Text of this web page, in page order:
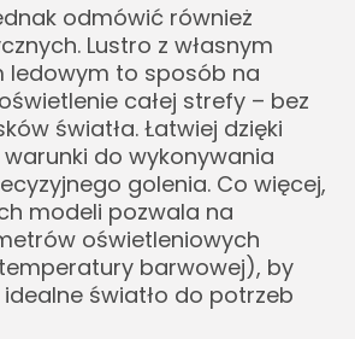
odmówić również
Lustro z własnym
ledowym to sposób na
całej strefy – bez
światła. Łatwiej dzięki
do wykonywania
golenia. Co więcej,
modeli pozwala na
oświetleniowych
barwowej), by
światło do potrzeb